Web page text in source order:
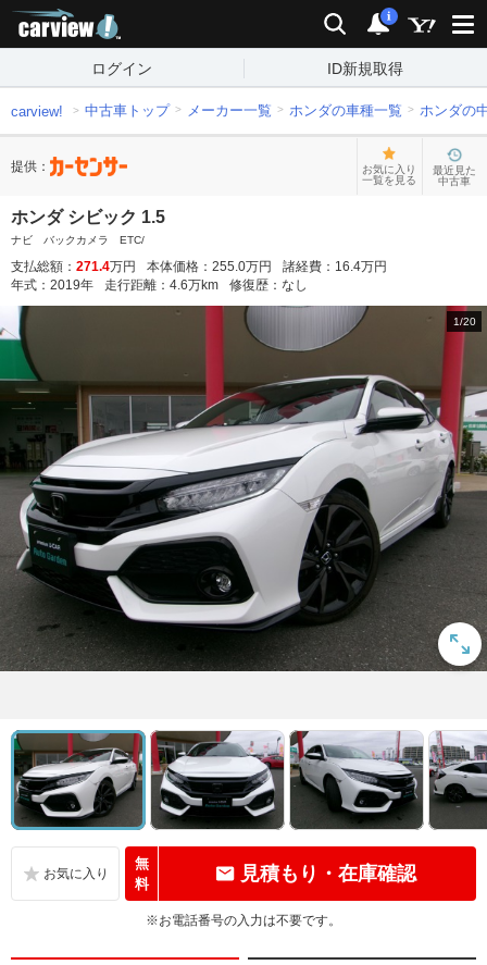
検索 通知
i
ログイン ID新規取得
carview! 中古車トップ メーカー一覧 ホンダの車種一覧 ホンダの
提供：
お気に入り
一覧を見る
最近見た
中古車
ホンダ シビック 1.5
ナビ バックカメラ ETC/
支払総額： 271.4万円 本体価格： 255.0万円 諸経費： 16.4万円
年式： 2019年 走行距離： 4.6万km 修復歴： なし
1/20
無
料
見積もり・在庫確認
※お電話番号の入力は不要です。